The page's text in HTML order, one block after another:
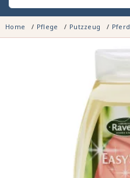
Home Pflege Putzzeug